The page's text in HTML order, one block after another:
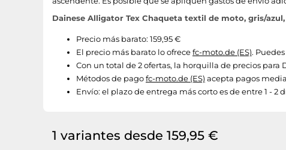
Dainese Alligator Tex Chaqueta textil de moto, gris/
Precio más barato: 159,95 €
El precio más barato lo ofrecefc-moto.de (ES).
Con un total de 2 ofertas, la horquilla de precios para
Métodos de pagofc-moto.de (ES) acepta pagos
Envío: el plazo de entrega más corto es de entre 1 - 2
1 variantes desde 159,95 €